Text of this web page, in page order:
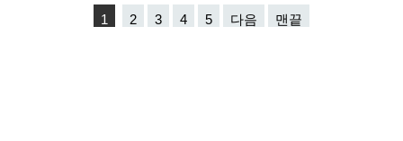
1 2 3 4 5 다음 맨끝